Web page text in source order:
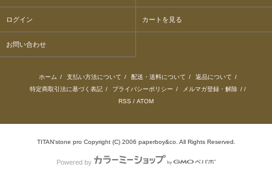
ログイン カートを見る
お問い合わせ
ホーム / 支払い方法について / 配送・送料について / 返品について /
特定商取引法に基づく表記 / プライバシーポリシー / メルマガ登録・解除 / /
RSS / ATOM
TITAN'stone pro Copyright (C) 2006 paperboy&co. All Rights Reserved.
Powered by